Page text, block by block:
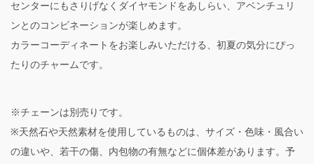
センターにもさりげなくダイヤモンドをあしらい、アベンチュリ
ンとのコンビネーションが楽しめます。
カラーコーディネートをお楽しみいただける、初夏の気分にぴっ
たりのチャームです。
※チェーンは別売りです。
※天然石や天然素材を使用しているものは、サイズ・色味・風合い
の違いや、若干の傷、内包物の有無などに個体差があります。予